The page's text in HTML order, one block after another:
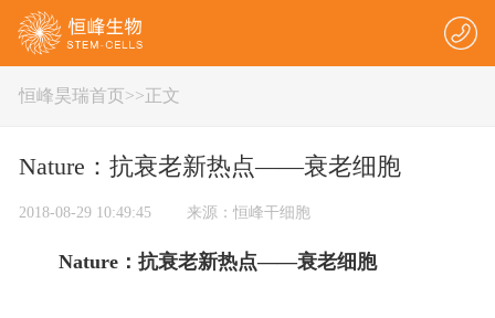
恒峰昊瑞首页>>正文
Nature：抗衰老新热点——衰老细胞
2018-08-29 10:49:45 来源：恒峰干细胞
Nature：抗衰老新热点——衰老细胞